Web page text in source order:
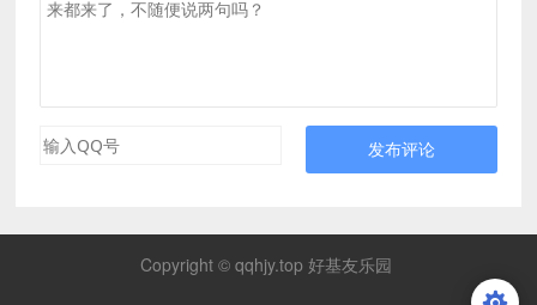
发布评论
Copyright © qqhjy.top 好基友乐园